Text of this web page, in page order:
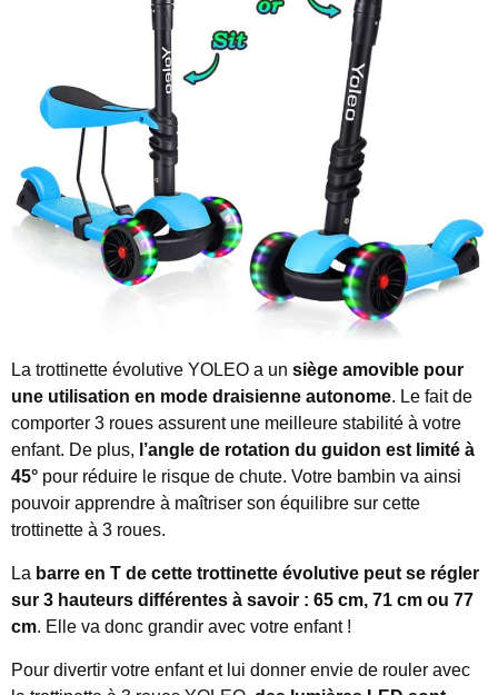
La trottinette évolutive YOLEO a un siège amovible pour
une utilisation en mode draisienne autonome. Le fait de
comporter 3 roues assurent une meilleure stabilité à votre
enfant. De plus, l’angle de rotation du guidon est limité à
45° pour réduire le risque de chute. Votre bambin va ainsi
pouvoir apprendre à maîtriser son équilibre sur cette
trottinette à 3 roues.
La barre en T de cette trottinette évolutive peut se régler
sur 3 hauteurs différentes à savoir : 65 cm, 71 cm ou 77
cm. Elle va donc grandir avec votre enfant !
Pour divertir votre enfant et lui donner envie de rouler avec